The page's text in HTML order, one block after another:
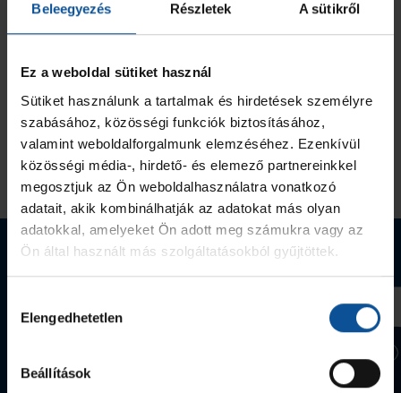
Beleegyezés Részletek A sütikről
Ez a weboldal sütiket használ
Sütiket használunk a tartalmak és hirdetések személyre
szabásához, közösségi funkciók biztosításához,
valamint weboldalforgalmunk elemzéséhez. Ezenkívül
közösségi média-, hirdető- és elemező partnereinkkel
megosztjuk az Ön weboldalhasználatra vonatkozó
adatait, akik kombinálhatják az adatokat más olyan
adatokkal, amelyeket Ön adott meg számukra vagy az
Ön által használt más szolgáltatásokból gyűjtöttek.
kiválasztása
Elengedhetetlen
Beállítások
Webshop termékek